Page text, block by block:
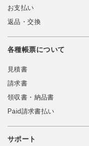
お支払い
返品・交換
各種帳票について
見積書
請求書
領収書・納品書
Paid請求書払い
サポート